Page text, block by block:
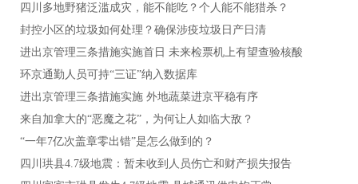
四川多地野猪泛滥成灾，能不能吃？个人能不能猎杀？
封控小区的垃圾如何处理？确保涉疫垃圾日产日清
进出京管理三条措施实施首日 未来检票机上有望查验核酸
环京通勤人员可持“三证”纳入数据库
进出京管理三条措施实施 外地蔬菜进京平稳有序
来自加拿大的“恶魔之花”，为何让人如临大敌？
“一年7亿次盖章零出错”是怎么做到的？
四川珙县4.7级地震：暂未收到人员伤亡和财产损失报告